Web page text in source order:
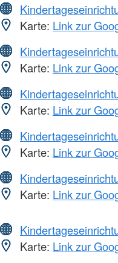
Karte: Link zur
Karte: Link zur
Karte: Link zur
Karte: Link zur
Karte: Link zur
Karte: Link zur